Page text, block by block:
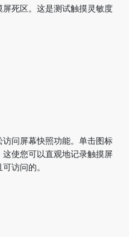
死区。这是测试触摸灵敏度
问屏幕快照功能。单击图标
使您可以直观地记录触摸屏
访问的。